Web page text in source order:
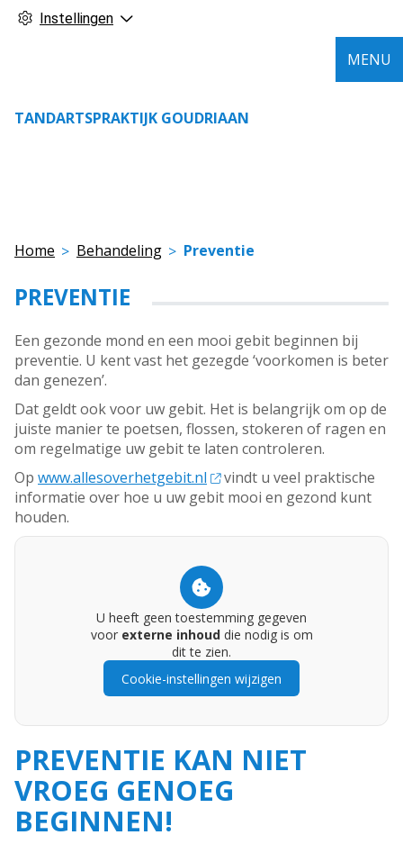
Instellingen
TANDARTSPRAKTIJK GOUDRIAAN
MENU
Home Behandeling Preventie
PREVENTIE
Een gezonde mond en een mooi gebit beginnen bij
preventie. U kent vast het gezegde ‘voorkomen is beter
dan genezen’.
Dat geldt ook voor uw gebit. Het is belangrijk om op de
juiste manier te poetsen, flossen, stokeren of ragen en
om regelmatige uw gebit te laten controleren.
Op www.allesoverhetgebit.nl
vindt u veel praktische
informatie over hoe u uw gebit mooi en gezond kunt
houden.
U heeft geen toestemming gegeven
voor externe inhouddie nodig is om
dit te zien.
Cookie-instellingen wijzigen
PREVENTIE KAN NIET
VROEG GENOEG
BEGINNEN!